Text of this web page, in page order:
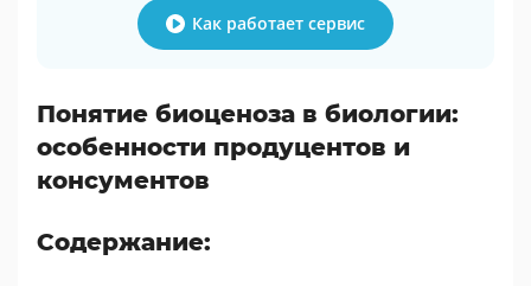
Как работает сервис
Понятие биоценоза в биологии:
особенности продуцентов и
консументов
Содержание: